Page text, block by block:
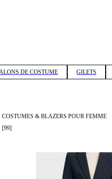
DE COSTUME GILETS
COSTUMES & BLAZERS POUR FEMME
[99]